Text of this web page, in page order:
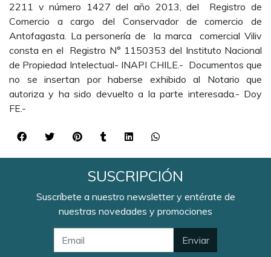
2211 v número 1427 del año 2013, del Registro de
Comercio a cargo del Conservador de comercio de
Antofagasta. La personería de la marca comercial Viliv
consta en el Registro N° 1150353 del Instituto Nacional
de Propiedad Intelectual- INAPI CHILE.- Documentos que
no se insertan por haberse exhibido al Notario que
autoriza y ha sido devuelto a la parte interesada.- Doy
FE.-
SUSCRIPCIÓN
Suscríbete a nuestro newsletter y entérate de
nuestras novedades y promociones
Enviar